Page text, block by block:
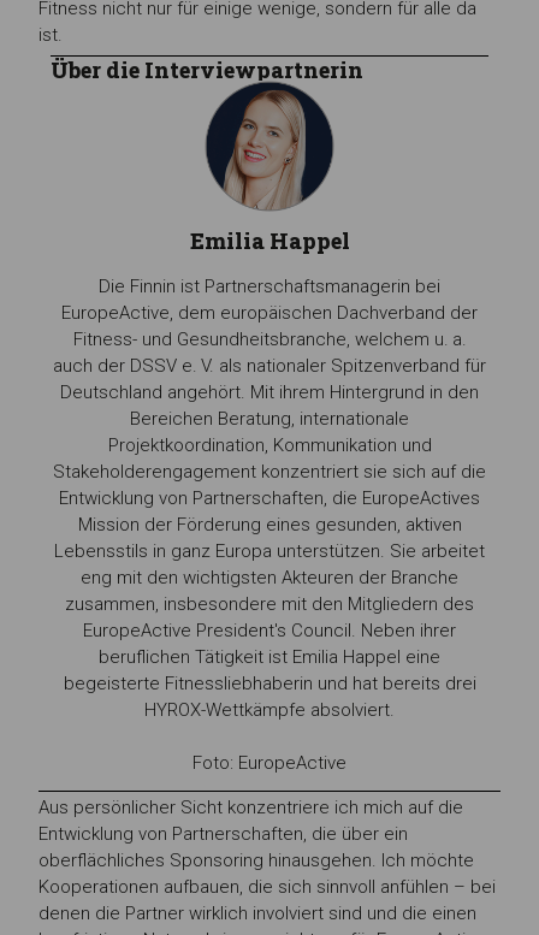
Fitness nicht nur für einige wenige, sondern für alle da
ist.
Über die Interviewpartnerin
Emilia Happel
Die Finnin ist Partnerschaftsmanagerin bei
EuropeActive, dem europäischen Dachverband der
Fitness- und Gesundheitsbranche, welchem u. a.
auch der DSSV e. V. als nationaler Spitzenverband für
Deutschland angehört. Mit ihrem Hintergrund in den
Bereichen Beratung, internationale
Projektkoordination, Kommunikation und
Stakeholderengagement konzentriert sie sich auf die
Entwicklung von Partnerschaften, die EuropeActives
Mission der Förderung eines gesunden, aktiven
Lebensstils in ganz Europa unterstützen. Sie arbeitet
eng mit den wichtigsten Akteuren der Branche
zusammen, insbesondere mit den Mitgliedern des
EuropeActive President's Council. Neben ihrer
beruflichen Tätigkeit ist Emilia Happel eine
begeisterte Fitnessliebhaberin und hat bereits drei
HYROX-Wettkämpfe absolviert.
Foto: EuropeActive
Aus persönlicher Sicht konzentriere ich mich auf die
Entwicklung von Partnerschaften, die über ein
oberflächliches Sponsoring hinausgehen. Ich möchte
Kooperationen aufbauen, die sich sinnvoll anfühlen – bei
denen die Partner wirklich involviert sind und die einen